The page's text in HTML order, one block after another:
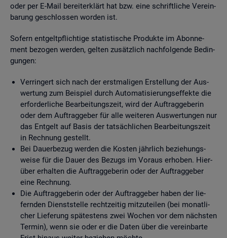
oder per E-Mail be­reit­er­klärt hat bzw. eine schrift­li­che Ver­ein­
ba­rung ge­schlos­sen wor­den ist.
So­fern ent­gelt­pflich­ti­ge sta­tis­ti­sche Pro­duk­te im Abon­ne­
ment be­zo­gen wer­den, gel­ten zu­sätz­lich nach­fol­gen­de Be­din­
gun­gen:
Ver­rin­gert sich nach der erst­ma­li­gen Er­stel­lung der Aus­
wer­tung zum Bei­spiel durch Au­to­ma­ti­sie­rungs­ef­fek­te die
er­for­der­li­che Be­ar­bei­tungs­zeit, wird der Auf­trag­ge­be­rin
oder dem Auf­trag­ge­ber für alle wei­te­ren Aus­wer­tun­gen nur
das Ent­gelt auf Basis der tat­säch­li­chen Be­ar­bei­tungs­zeit
in Rech­nung ge­stellt.
Bei Dau­er­be­zug wer­den die Kos­ten jähr­lich be­zie­hungs­
wei­se für die Dauer des Be­zugs im Vor­aus er­ho­ben. Hier­
über er­hal­ten die Auf­trag­ge­be­rin oder der Auf­trag­ge­ber
eine Rech­nung.
Die Auf­trag­ge­be­rin oder der Auf­trag­ge­ber haben der lie­
fern­den Dienst­stel­le recht­zei­tig mit­zu­tei­len (bei mo­nat­li­
cher Lie­fe­rung spä­tes­tens zwei Wo­chen vor dem nächs­ten
Ter­min), wenn sie oder er die Daten über die ver­ein­bar­te